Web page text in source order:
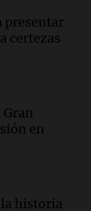
del
presentar
certezas
en
la historia